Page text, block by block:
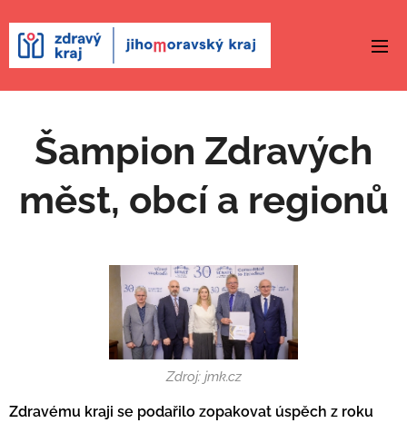
Šampion Zdravých
měst, obcí a regionů
Zdroj: jmk.cz
Zdravému kraji se podařilo zopakovat úspěch z roku